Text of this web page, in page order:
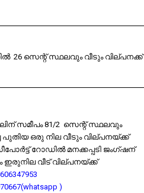
സെന്റ് സ്ഥലവും വീടും വില്പനക്ക്
സമീപം 81/2 സെന്റ് സ്ഥലവും
പുതിയ ഒരു നില വീടും വില്പനയ്ക്ക്
റോഡിൽ മനക്കപ്പടി ജംഗ്ഷന്
ഇരുനില വീട് വില്പനയ്ക്ക്
)